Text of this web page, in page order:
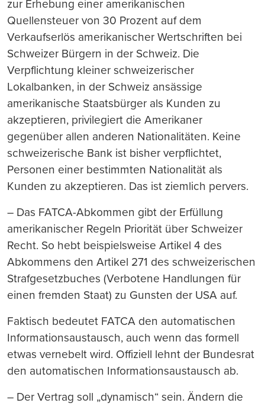
zur Erhebung einer amerikanischen
Quellensteuer von 30 Prozent auf dem
Verkaufserlös amerikanischer Wertschriften bei
Schweizer Bürgern in der Schweiz. Die
Verpflichtung kleiner schweizerischer
Lokalbanken, in der Schweiz ansässige
amerikanische Staatsbürger als Kunden zu
akzeptieren, privilegiert die Amerikaner
gegenüber allen anderen Nationalitäten. Keine
schweizerische Bank ist bisher verpflichtet,
Personen einer bestimmten Nationalität als
Kunden zu akzeptieren. Das ist ziemlich pervers.
– Das FATCA-Abkommen gibt der Erfüllung
amerikanischer Regeln Priorität über Schweizer
Recht. So hebt beispielsweise Artikel 4 des
Abkommens den Artikel 271 des schweizerischen
Strafgesetzbuches (Verbotene Handlungen für
einen fremden Staat) zu Gunsten der USA auf.
Faktisch bedeutet FATCA den automatischen
Informationsaustausch, auch wenn das formell
etwas vernebelt wird. Offiziell lehnt der Bundesrat
den automatischen Informationsaustausch ab.
– Der Vertrag soll „dynamisch“ sein. Ändern die